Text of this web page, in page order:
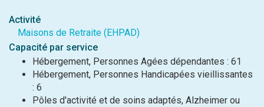
Activité
Maisons de Retraite (EHPAD)
Capacité par service
Hébergement, Personnes Agées dépendantes : 61
Hébergement, Personnes Handicapées vieillissantes
: 6
Pôles d'activité et de soins adaptés, Alzheimer ou